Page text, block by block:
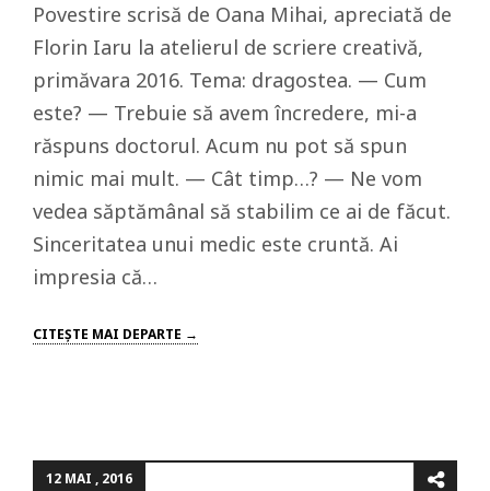
Povestire scrisă de Oana Mihai, apreciată de
Florin Iaru la atelierul de scriere creativă,
primăvara 2016. Tema: dragostea. — Cum
este? — Trebuie să avem încredere, mi-a
răspuns doctorul. Acum nu pot să spun
nimic mai mult. — Cât timp…? — Ne vom
vedea săptămânal să stabilim ce ai de făcut.
Sinceritatea unui medic este cruntă. Ai
impresia că…
CITEŞTE MAI DEPARTE →
12 MAI , 2016